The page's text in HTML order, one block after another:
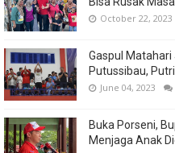
October 22, 2023
Gaspul
Putussibau,
June 04, 2023
Buka Porseni,
Menjaga Anak